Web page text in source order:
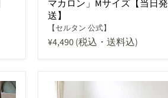
マカロン」Mサイズ【当日発
送】
【セルタン 公式】
¥4,490(税込・送料込)